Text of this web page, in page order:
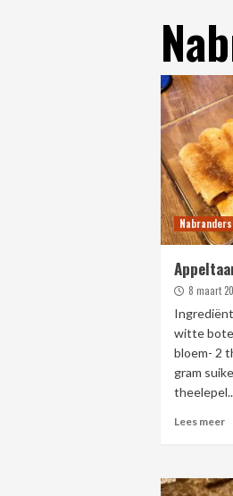
Nabranders
8 maart
witte
bloem- 2
gram
Lees meer